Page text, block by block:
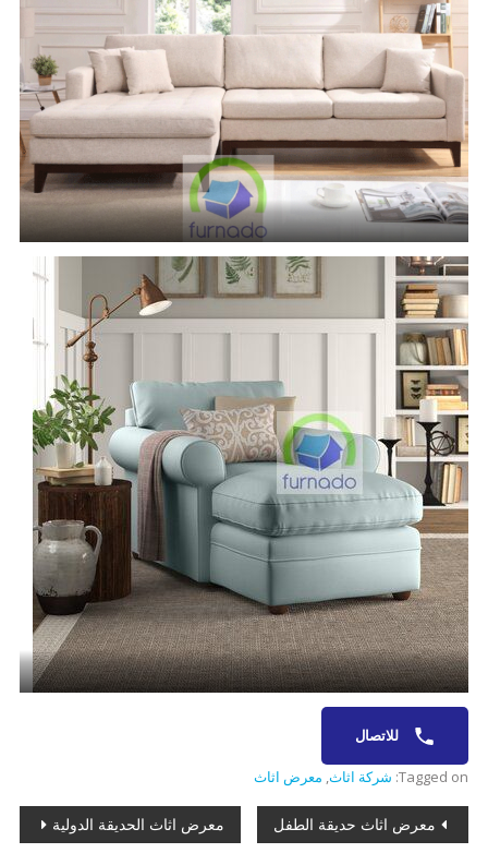
للاتصال
Tagged on: شركة اثاث, معرض اثاث
تصفّح
معرض اثاث حديقة الطفل معرض اثاث الحديقة الدولية